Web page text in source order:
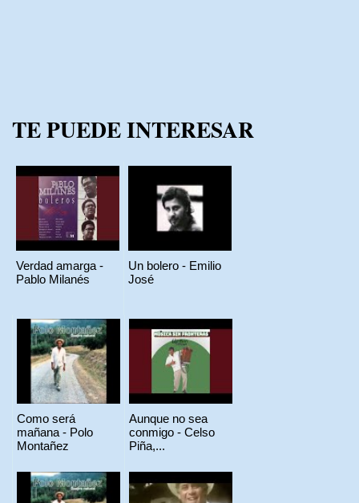
TE PUEDE INTERESAR
Verdad amarga -
Pablo Milanés
Un bolero - Emilio
José
Como será
mañana - Polo
Montañez
Aunque no sea
conmigo - Celso
Piña,...